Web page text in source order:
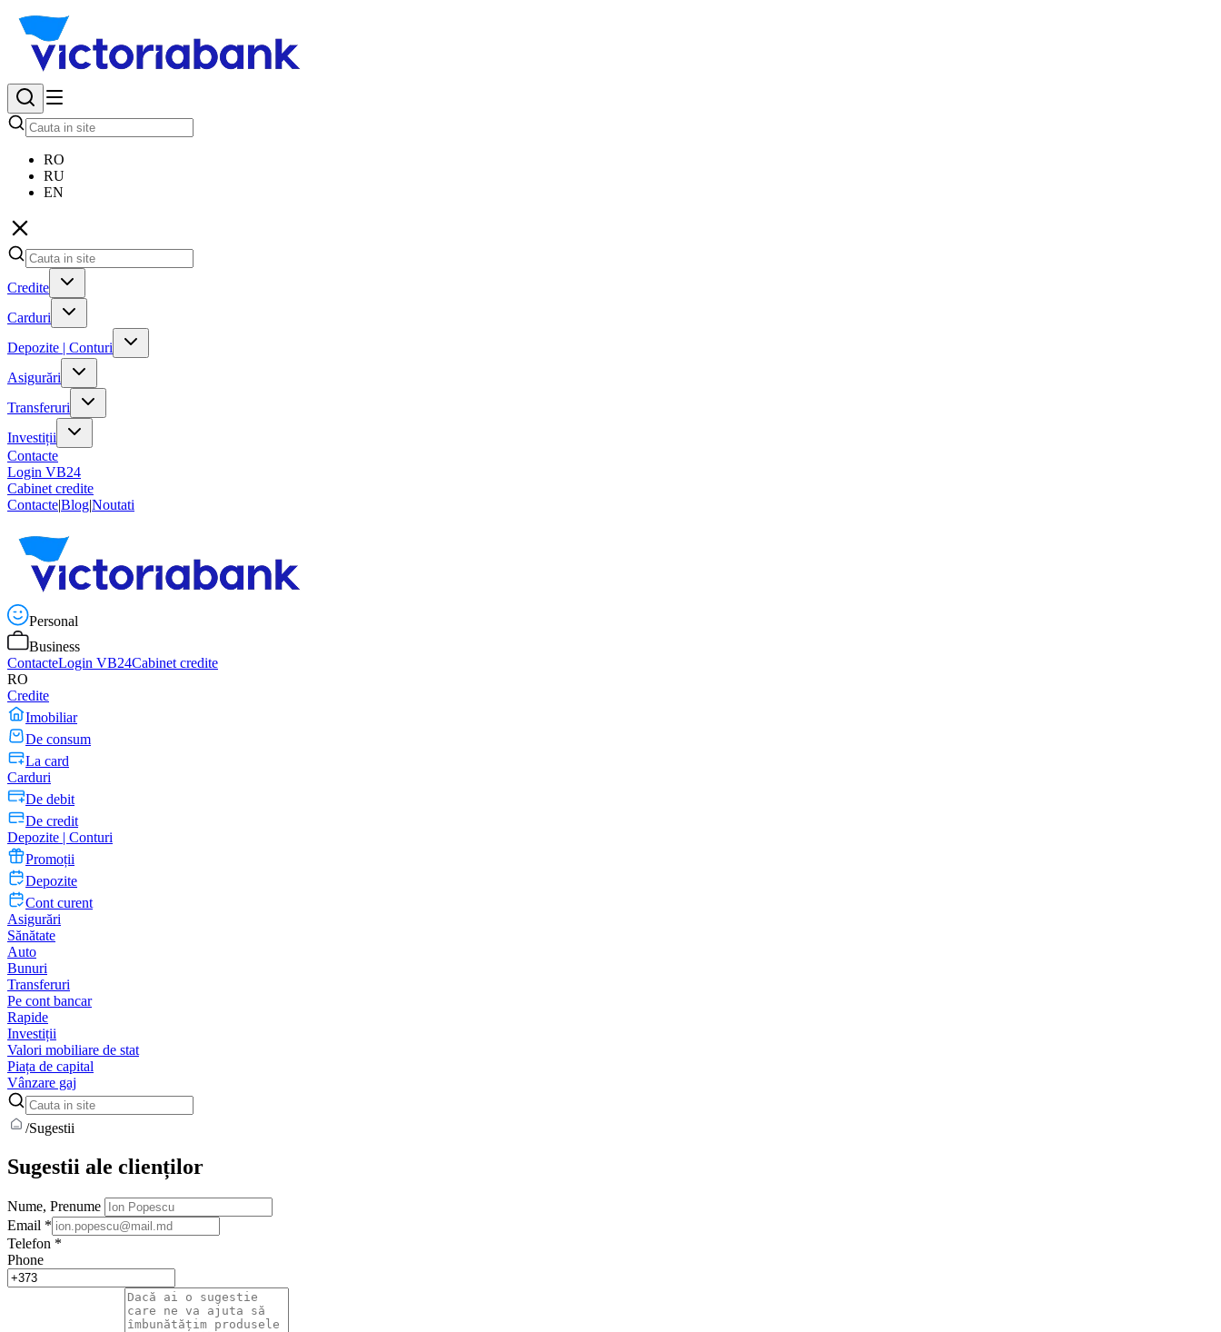
RO
RU
EN
Credite
Carduri
Depozite | Conturi
Asigurări
Transferuri
Investiții
Contacte
Login VB24
Cabinet credite
Contacte|Blog|Noutati
Personal
Business
ContacteLogin VB24Cabinet credite
RO
Credite
Imobiliar
De consum
La card
Carduri
De debit
De credit
Depozite | Conturi
Promoții
Depozite
Cont curent
Asigurări
Sănătate
Auto
Bunuri
Transferuri
Pe cont bancar
Rapide
Investiții
Valori mobiliare de stat
Piața de capital
Vânzare gaj
/Sugestii
Sugestii ale clienților
Nume, Prenume
Email *
Telefon *
Phone